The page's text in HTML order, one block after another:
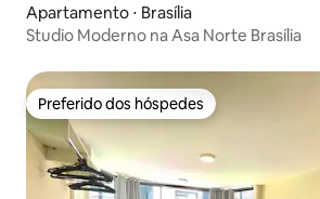
Apartamento ⋅ Brasília
Studio Moderno na Asa Norte Brasília
Preferido dos hóspedes
Preferido dos hóspedes